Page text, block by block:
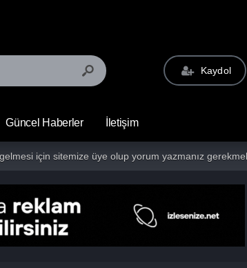
Kaydol
Güncel Haberler İletişim
için sitemize üye olup yorum yazmanız